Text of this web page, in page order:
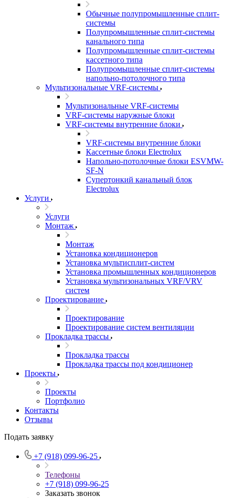
Обычные полупромышленные сплит-
системы
Полупромышленные сплит-системы
канального типа
Полупромышленные сплит-системы
кассетного типа
Полупромышленные сплит-системы
напольно-потолочного типа
Мультизональные VRF-системы
Мультизональные VRF-системы
VRF-системы наружные блоки
VRF-системы внутренние блоки
VRF-системы внутренние блоки
Кассетные блоки Electrolux
Напольно-потолочные блоки ESVMW-
SF-N
Супертонкий канальный блок
Electrolux
Услуги
Услуги
Монтаж
Монтаж
Установка кондиционеров
Установка мультисплит-систем
Установка промышленных кондиционеров
Установка мультизональных VRF/VRV
систем
Проектирование
Проектирование
Проектирование систем вентиляции
Прокладка трассы
Прокладка трассы
Прокладка трассы под кондиционер
Проекты
Проекты
Портфолио
Контакты
Отзывы
Подать заявку
+7 (918) 099-96-25
Телефоны
+7 (918) 099-96-25
Заказать звонок